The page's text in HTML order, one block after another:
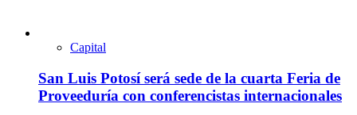
Capital
San Luis Potosí será sede de la cuarta Feria de
Proveeduría con conferencistas internacionales